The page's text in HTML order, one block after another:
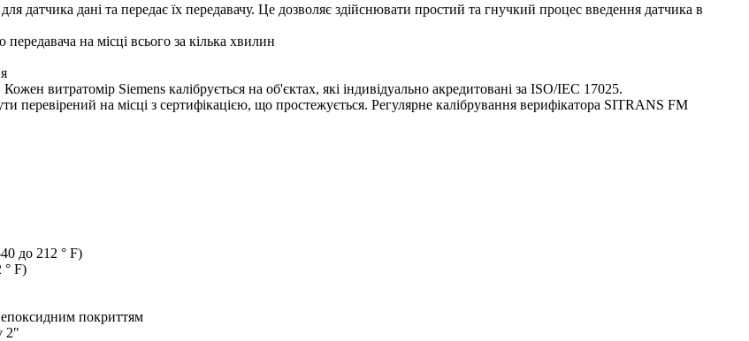
датчика дані та передає їх передавачу. Це дозволяє здійснювати простий та гнучкий процес введення датчика в
на місці всього за кілька хвилин
витратомір Siemens калібрується на об'єктах, які індивідуально акредитовані за ISO/IEC 17025.
перевірений на місці з сертифікацією, що простежується. Регулярне калібрування верифікатора SITRANS FM
до 212 ° F)
° F)
епоксидним покриттям
2"